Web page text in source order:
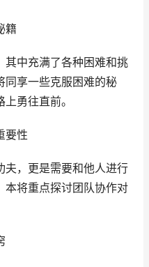
籍
其中充满了各种困难和挑
同享一些克服困难的秘
勇往直前。
要性
夫，更是需要和他人进行
本将重点探讨团队协作对